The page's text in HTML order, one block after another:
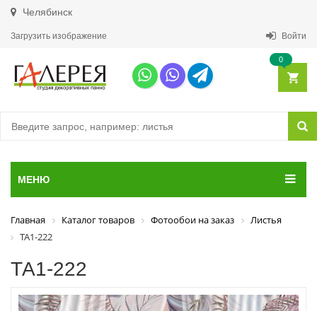
Челябинск
Загрузить изображение Войти
0
МЕНЮ
Главная Каталог товаров Фотообои на заказ
Листья
ТА1-222
ТА1-222